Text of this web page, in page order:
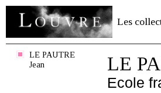
Les
LE PAUTRE
Jean
LE
Ecole